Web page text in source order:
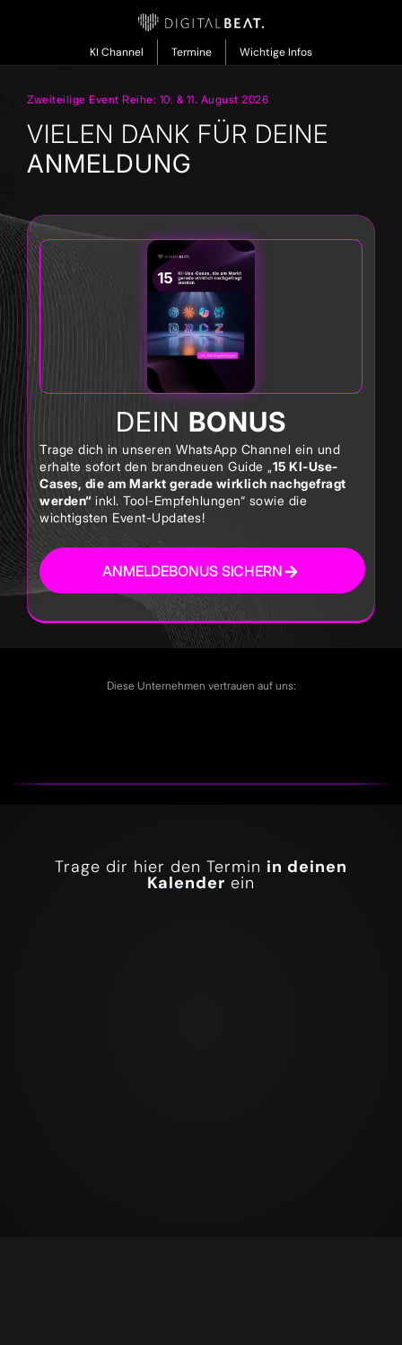
KI Channel Termine Wichtige Infos
Zweiteilige Event Reihe: 10. & 11. August 2026
VIELEN DANK FÜR DEINE
ANMELDUNG
DEIN BONUS
Trage dich in unseren WhatsApp Channel ein und
erhalte sofort den brandneuen Guide „15 KI-Use-
Cases, die am Markt gerade wirklich nachgefragt
werden“ inkl. Tool-Empfehlungen“ sowie die
wichtigsten Event-Updates!
ANMELDEBONUS SICHERN
Diese Unternehmen vertrauen auf uns:
Trage dir hier den Termin in deinen
Kalender ein